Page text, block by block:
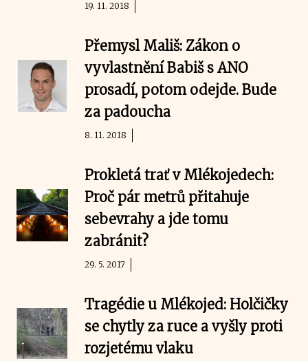
19. 11. 2018
Přemysl Mališ: Zákon o
vyvlastnění Babiš s ANO
prosadí, potom odejde. Bude
za padoucha
8. 11. 2018
Prokletá trať v Mlékojedech:
Proč pár metrů přitahuje
sebevrahy a jde tomu
zabránit?
29. 5. 2017
Tragédie u Mlékojed: Holčičky
se chytly za ruce a vyšly proti
rozjetému vlaku